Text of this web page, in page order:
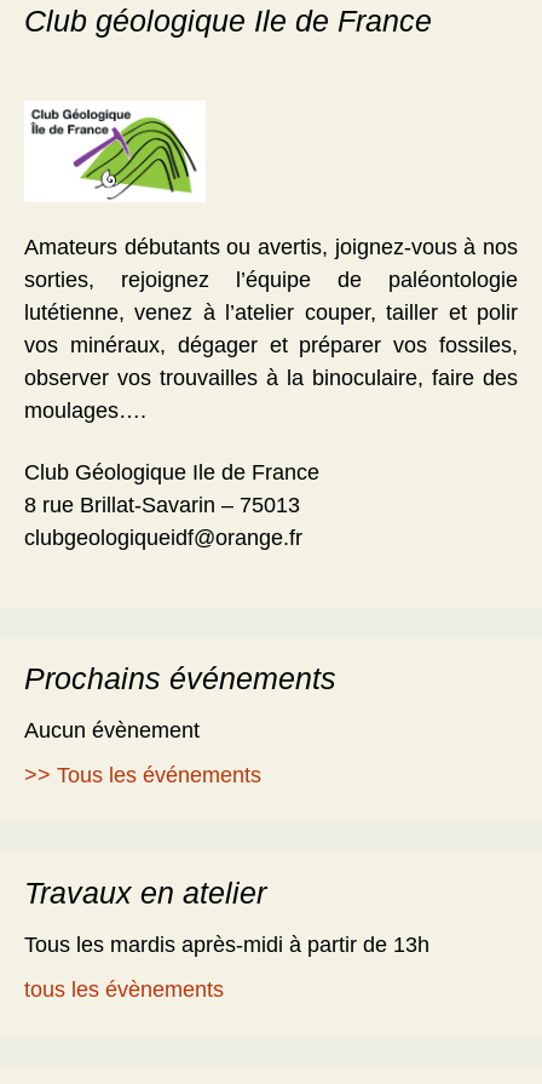
Club géologique Ile de France
Amateurs débutants ou avertis, joignez-vous à nos
sorties, rejoignez l’équipe de paléontologie
lutétienne, venez à l’atelier couper, tailler et polir
vos minéraux, dégager et préparer vos fossiles,
observer vos trouvailles à la binoculaire, faire des
moulages….
Club Géologique Ile de France
8 rue Brillat-Savarin – 75013
clubgeologiqueidf@orange.fr
Prochains événements
Aucun évènement
>> Tous les événements
Travaux en atelier
Tous les mardis après-midi à partir de 13h
tous les évènements